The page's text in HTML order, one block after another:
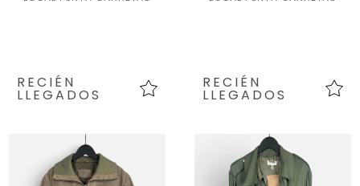
RECIÉN
LLEGADOS
RECIÉN
LLEGADOS